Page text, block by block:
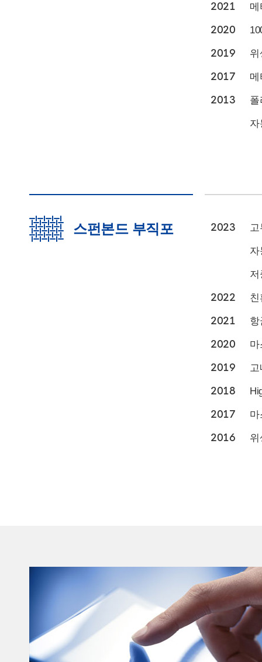
2021 메
2020
2019 위
2017 메
2013 폴
자
스펀본드 부직포 2023 고
자
저
2022 친
2021 항
2020 마
2019 고
2018
2017 마
2016 위